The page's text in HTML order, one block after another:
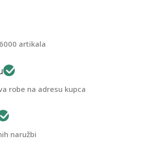
artikala
robe na adresu kupca
naružbi